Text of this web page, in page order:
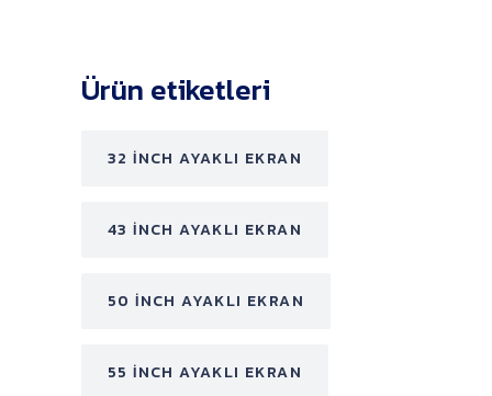
Ürün etiketleri
32 INCH AYAKLI EKRAN
43 INCH AYAKLI EKRAN
50 INCH AYAKLI EKRAN
55 INCH AYAKLI EKRAN